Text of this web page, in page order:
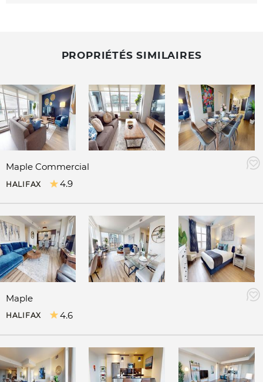
PROPRIÉTÉS SIMILAIRES
Maple Commercial
HALIFAX 4.9
Maple
HALIFAX 4.6